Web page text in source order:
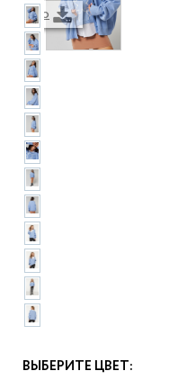
фото
ВЫБЕРИТЕ ЦВЕТ: